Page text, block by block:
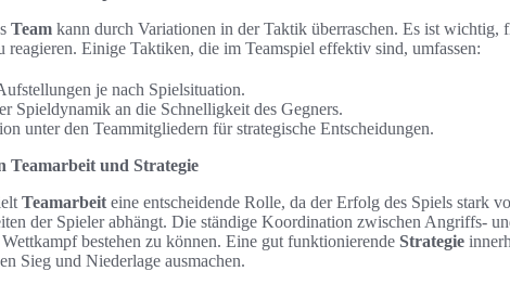
Team kann durch Variationen in der Taktik überraschen. Es ist wichtig,
reagieren. Einige Taktiken, die im Teamspiel effektiv sind, umfassen:
je nach Spielsituation.
Spieldynamik an die Schnelligkeit des Gegners.
unter den Teammitgliedern für strategische Entscheidungen.
Teamarbeit und Strategie
Teamarbeit eine entscheidende Rolle, da der Erfolg des Spiels stark
der Spieler abhängt. Die ständige Koordination zwischen Angriffs-
bestehen zu können. Eine gut funktionierende Strategie
Sieg und Niederlage ausmachen.